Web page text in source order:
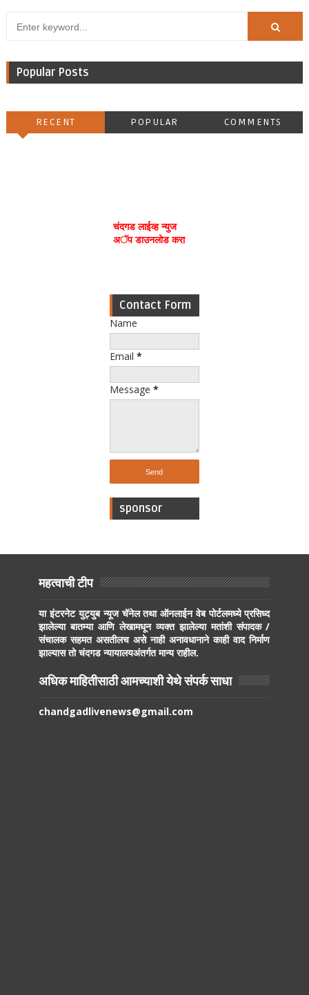
Popular Posts
RECENT POPULAR COMMENTS
चंदगड लाईव्ह न्युज
अॅप डाउनलोड करा
Contact Form
Name
Email *
Message *
sponsor
महत्वाची टीप
या इंटरनेट युट्युब न्यूज चॅनेल तथा ऑनलाईन वेब पोर्टलमध्ये प्रसिध्द
झालेल्या बातम्या आणि लेखामधून व्यक्त झालेल्या मतांशी संपादक /
संचालक सहमत असतीलच असे नाही अनावधानाने काही वाद निर्माण
झाल्यास तो चंदगड न्यायालयअंतर्गत मान्य राहील.
अधिक माहितीसाठी आमच्याशी येथे संपर्क साधा
chandgadlivenews@gmail.com